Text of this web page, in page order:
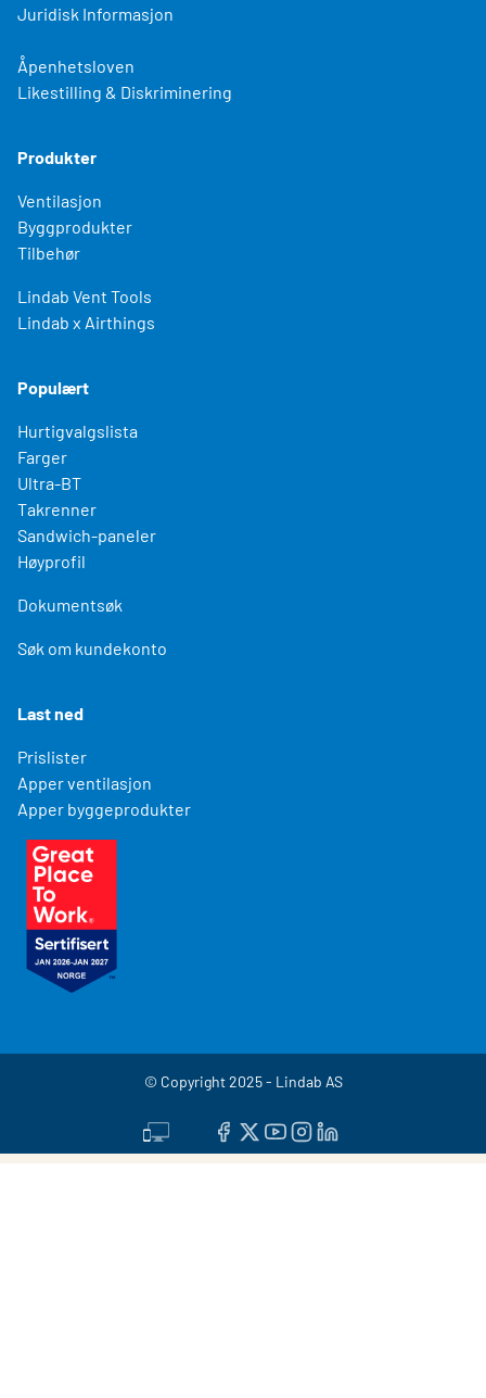
Juridisk Informasjon
Åpenhetsloven
Likestilling & Diskriminering
Produkter
Ventilasjon
Byggprodukter
Tilbehør
Lindab Vent Tools
Lindab x Airthings
Populært
Hurtigvalgslista
Farger
Ultra-BT
Takrenner
Sandwich-paneler
Høyprofil
Dokumentsøk
Søk om kundekonto
Last ned
Prislister
Apper ventilasjon
Apper byggeprodukter
© Copyright 2025 - Lindab AS